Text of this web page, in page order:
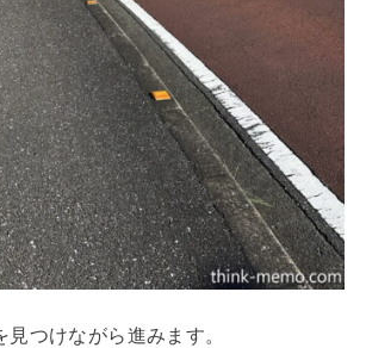
つけながら進みます。